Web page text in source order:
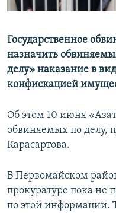
Государственное
назначить
делу» наказание в
конфискацией
Об этом 10 июня
обвиняемых по делу,
Карасартова.
В Первомайском
прокуратуре пока не
по этой информации.